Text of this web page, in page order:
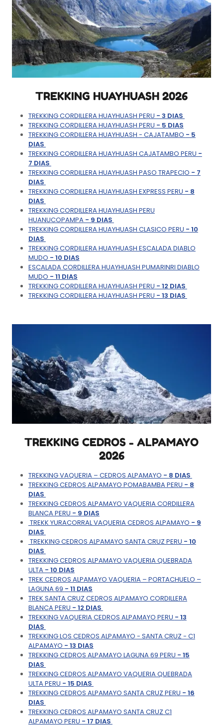
TREKKING HUAYHUASH 2026
TREKKING CORDILLERA HUAYHUASH PERU - 3 DIAS
TREKKING CORDILLERA HUAYHUASH PERU - 5 DIAS
TREKKING CORDILLERA HUAYHUASH - CAJATAMBO - 5
DIAS
TREKKING CORDILLERA HUAYHUASH CAJATAMBO PERU -
7 DIAS
TREKKING CORDILLERA HUAYHUASH PASO TRAPECIO - 7
DIAS
TREKKING CORDILLERA HUAYHUASH EXPRESS PERU - 8
DIAS
TREKKING CORDILLERA HUAYHUASH PERU
HUANUCOPAMPA- 9 DIAS
TREKKING CORDILLERA HUAYHUASH CLASICO PERU - 10
DIAS
TREKKING CORDILLERA HUAYHUASH ESCALADA DIABLO
MUDO - 10 DIAS
ESCALADA CORDILLERA HUAYHUASH PUMARINRI DIABLO
MUDO - 11 DIAS
TREKKING CORDILLERA HUAYHUASH PERU - 12 DIAS
TREKKING CORDILLERA HUAYHUASH PERU - 13 DIAS
TREKKING CEDROS - ALPAMAYO
2026
TREKKING VAQUERIA – CEDROS ALPAMAYO - 8 DIAS
TREKKING CEDROS ALPAMAYO POMABAMBA PERU - 8
DIAS
TREKKING CEDROS ALPAMAYO VAQUERIA CORDILLERA
BLANCA PERU - 9 DIAS
TREKK YURACORRAL VAQUERIA CEDROS ALPAMAYO - 9
DIAS
TREKKING CEDROS ALPAMAYO SANTA CRUZ PERU - 10
DIAS
TREKKING CEDROS ALPAMAYO VAQUERIA QUEBRADA
ULTA - 10 DIAS
TREK CEDROS ALPAMAYO VAQUERIA – PORTACHUELO –
LAGUNA 69 - 11 DIAS
TREK SANTA CRUZ CEDROS ALPAMAYO CORDILLERA
BLANCA PERU - 12 DIAS
TREKKING VAQUERIA CEDROS ALPAMAYO PERU - 13
DIAS
TREKKING LOS CEDROS ALPAMAYO - SANTA CRUZ - C1
ALPAMAYO - 13 DIAS
TREKKING CEDROS ALPAMAYO LAGUNA 69 PERU - 15
DIAS
TREKKING CEDROS ALPAMAYO VAQUERIA QUEBRADA
ULTA PERU - 15 DIAS
TREKKING CEDROS ALPAMAYO SANTA CRUZ PERU - 16
DIAS
TREKKING CEDROS ALPAMAYO SANTA CRUZ C1
ALPAMAYO PERU - 17 DIAS